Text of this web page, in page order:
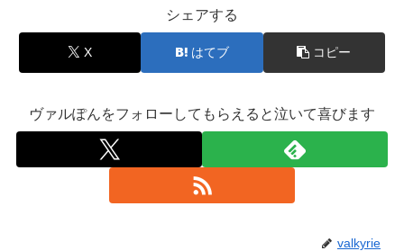
シェアする
X はてブ コピー
ヴァルぽんをフォローしてもらえると泣いて喜びます
valkyrie